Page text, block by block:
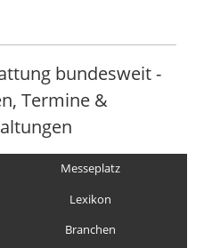
bundesweit -
Termine &
Messeplatz
Lexikon
Branchen